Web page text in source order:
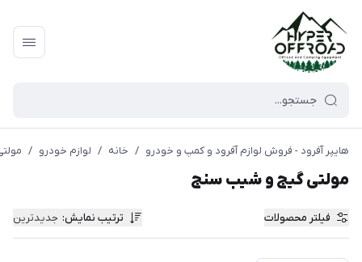
هایپر آفرود - فروش لوازم آفرود و کمپ و خودرو / خانه / لوازم خودرو /
مولتی گیج و شیب سنج
فیلتر محصولات ترتیب نمایش: جدیدترین